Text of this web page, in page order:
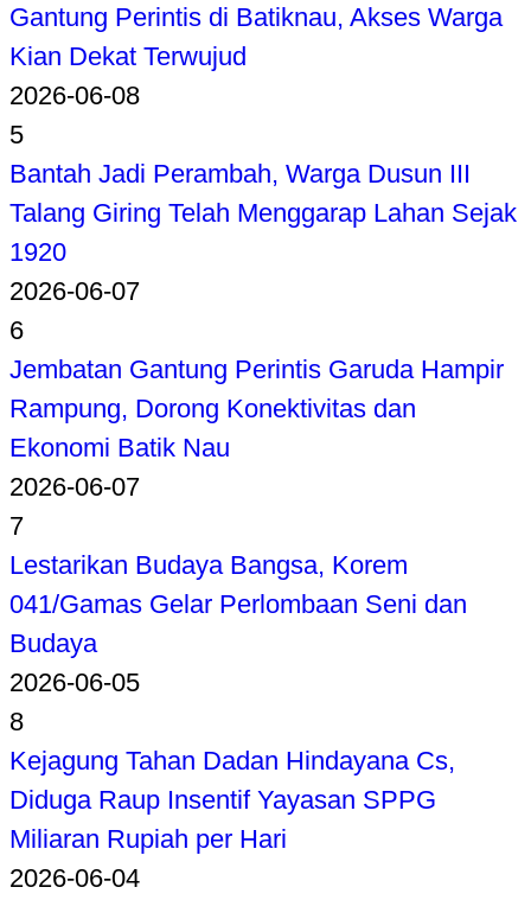
Gantung Perintis di Batiknau, Akses Warga
Kian Dekat Terwujud
2026-06-08
5
Bantah Jadi Perambah, Warga Dusun III
Talang Giring Telah Menggarap Lahan Sejak
1920
2026-06-07
6
Jembatan Gantung Perintis Garuda Hampir
Rampung, Dorong Konektivitas dan
Ekonomi Batik Nau
2026-06-07
7
Lestarikan Budaya Bangsa, Korem
041/Gamas Gelar Perlombaan Seni dan
Budaya
2026-06-05
8
Kejagung Tahan Dadan Hindayana Cs,
Diduga Raup Insentif Yayasan SPPG
Miliaran Rupiah per Hari
2026-06-04